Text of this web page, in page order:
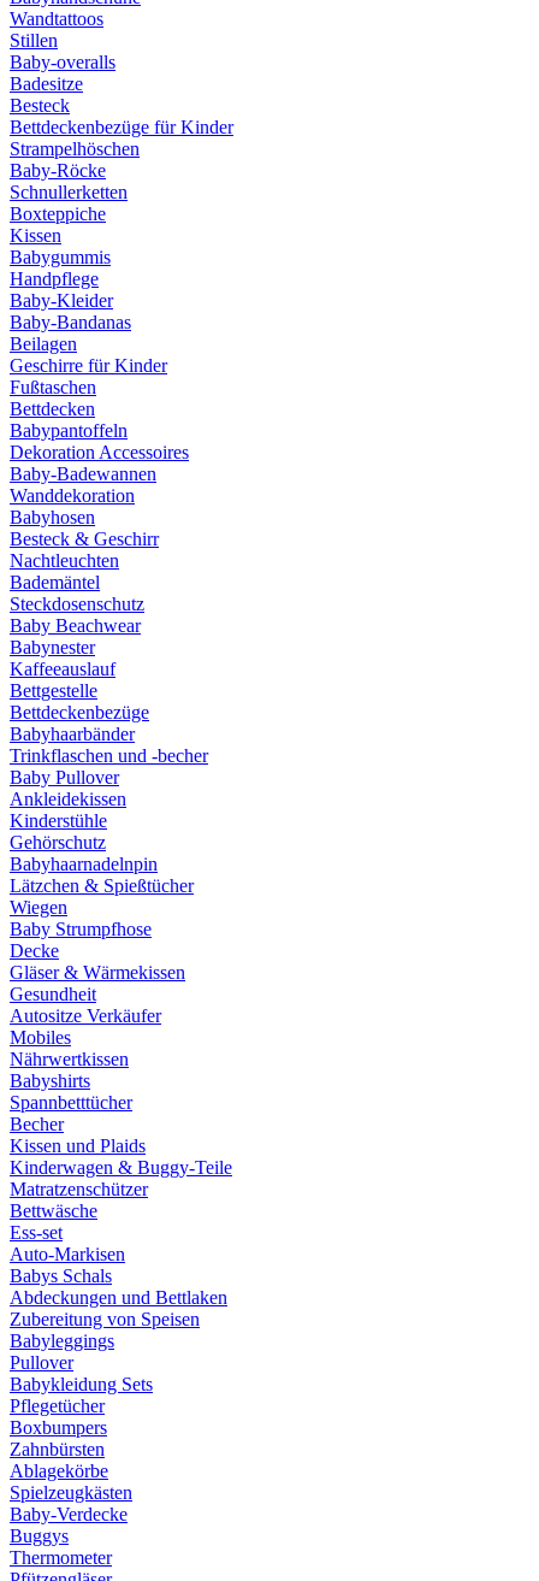
Wandtattoos
Stillen
Baby-overalls
Badesitze
Besteck
Bettdeckenbezüge für Kinder
Strampelhöschen
Baby-Röcke
Schnullerketten
Boxteppiche
Kissen
Babygummis
Handpflege
Baby-Kleider
Baby-Bandanas
Beilagen
Geschirre für Kinder
Fußtaschen
Bettdecken
Babypantoffeln
Dekoration Accessoires
Baby-Badewannen
Wanddekoration
Babyhosen
Besteck & Geschirr
Nachtleuchten
Bademäntel
Steckdosenschutz
Baby Beachwear
Babynester
Kaffeeauslauf
Bettgestelle
Bettdeckenbezüge
Babyhaarbänder
Trinkflaschen und -becher
Baby Pullover
Ankleidekissen
Kinderstühle
Gehörschutz
Babyhaarnadelnpin
Lätzchen & Spießtücher
Wiegen
Baby Strumpfhose
Decke
Gläser & Wärmekissen
Gesundheit
Autositze Verkäufer
Mobiles
Nährwertkissen
Babyshirts
Spannbetttücher
Becher
Kissen und Plaids
Kinderwagen & Buggy-Teile
Matratzenschützer
Bettwäsche
Ess-set
Auto-Markisen
Babys Schals
Abdeckungen und Bettlaken
Zubereitung von Speisen
Babyleggings
Pullover
Babykleidung Sets
Pflegetücher
Boxbumpers
Zahnbürsten
Ablagekörbe
Spielzeugkästen
Baby-Verdecke
Buggys
Thermometer